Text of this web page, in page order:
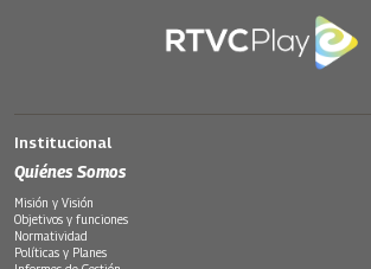
Institucional
Quiénes Somos
Misión y Visión
Objetivos y funciones
Normatividad
Políticas y Planes